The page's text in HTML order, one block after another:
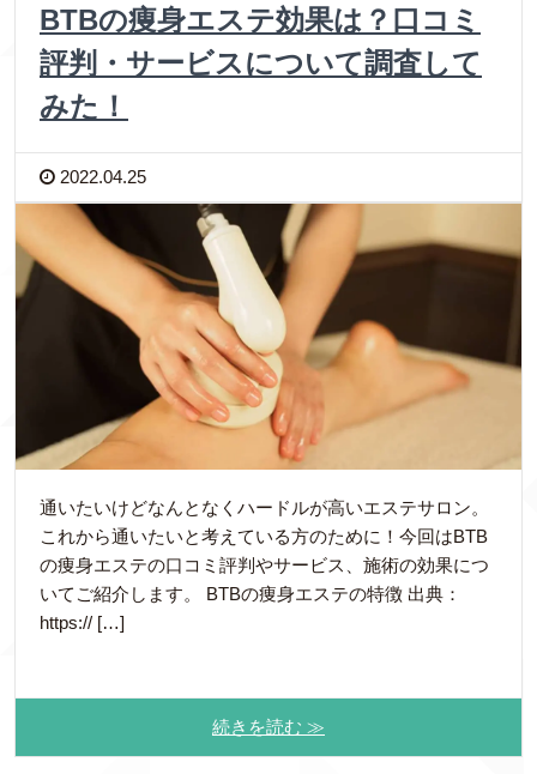
BTBの痩身エステ効果は？口コミ
評判・サービスについて調査して
みた！
2022.04.25
通いたいけどなんとなくハードルが高いエステサロン。
これから通いたいと考えている方のために！今回はBTB
の痩身エステの口コミ評判やサービス、施術の効果につ
いてご紹介します。 BTBの痩身エステの特徴 出典：
https:// […]
続きを読む ≫